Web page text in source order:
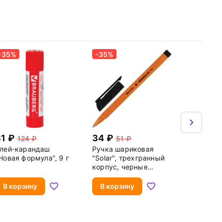
124
карандаш
формула", 9 г
В корзину
-35%
34
51
Ручка шариковая
"Solar", трехгранный
корпус, черные
чернила
В корзину